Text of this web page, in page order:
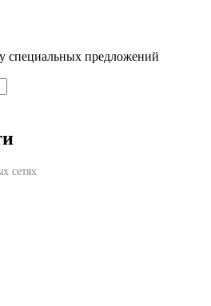
cпециальных предложений
сетях